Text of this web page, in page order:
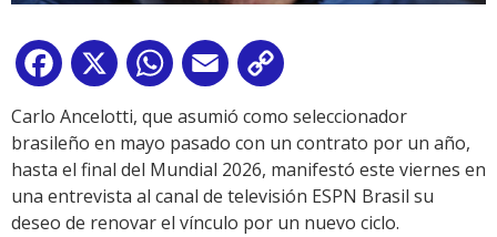
Facebook
X WhatsApp
Email
Link
Carlo Ancelotti, que asumió como seleccionador
brasileño en mayo pasado con un contrato por un año,
hasta el final del Mundial 2026, manifestó este viernes en
una entrevista al canal de televisión ESPN Brasil su
deseo de renovar el vínculo por un nuevo ciclo.